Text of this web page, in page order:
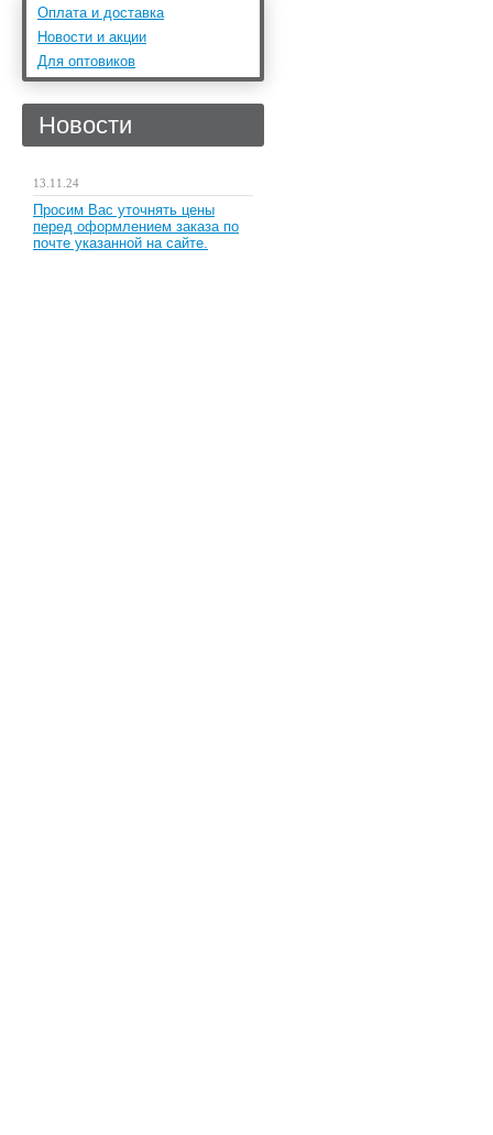
Оплата и доставка
Новости и акции
Для оптовиков
Новости
13.11.24
Просим Вас уточнять цены
перед оформлением заказа по
почте указанной на сайте.